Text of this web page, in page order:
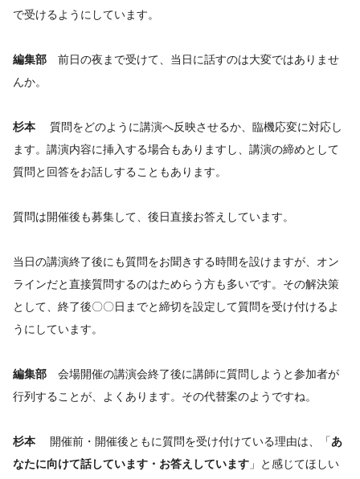
で受けるようにしています。
編集部 前日の夜まで受けて、当日に話すのは大変ではありませ
んか。
杉本 質問をどのように講演へ反映させるか、臨機応変に対応し
ます。講演内容に挿入する場合もありますし、講演の締めとして
質問と回答をお話しすることもあります。
質問は開催後も募集して、後日直接お答えしています。
当日の講演終了後にも質問をお聞きする時間を設けますが、オン
ラインだと直接質問するのはためらう方も多いです。その解決策
として、終了後〇〇日までと締切を設定して質問を受け付けるよ
うにしています。
編集部 会場開催の講演会終了後に講師に質問しようと参加者が
行列することが、よくあります。その代替案のようですね。
杉本 開催前・開催後ともに質問を受け付けている理由は、「あ
なたに向けて話しています・お答えしています 」と感じてほしい